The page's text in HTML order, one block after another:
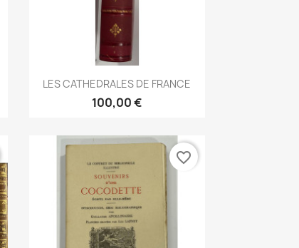
Aperçu rapide
LES CATHEDRALES DE FRANCE
100,00 €
favorite_border